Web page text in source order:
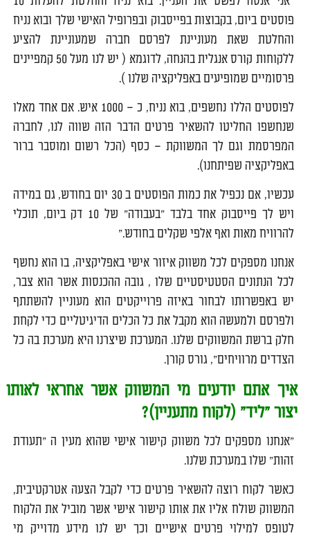
פוסטים ביום, בקבוצות בפייסבוק ובפרופיל האישי שלך ובוא נניח
והחלטת שאת מעוניינת לפרסם חברה שמעוניינת להציע
ללקוחות קורס אנגלית בהנחה, לדוגמא ( יש לנו מעל 50 קמפיינים
פרסומיים שמופיעים באפליקציה שלנו ).
לפוסטים הללו נחשפים, בוא נניח, כ – 1000 איש. אם אחד מאלו
שנחשפו החליטו להשאיר פרטים הדבר הזה שווה לנו, לחברה
המפרסמת וגם לך המשווקת – כסף (הכל רשום ומוסבר ברור
באפליקציה שפיתחנו).
עכשיו, אם נכפיל את כמות הפוסטים ב 30 יום בחודש, גם במידה
ויש לך פייסבוק אחד בלבד "בעבודה" של 10 דק ביום, תוכלי
להרוויח מאות ואף אלפי שקלים בחודש."
אנחנו מספקים לכל משווק איזור אישי באפליקציה, בו הוא נחשף
לכל הנתונים הסטטיסטיים שלו , גובה ההכנסות אשר הוא צבר,
יש באפשרותו לבחור באיזה פרוייקטים הוא מעוניין להשתתף
ולפרסם ולמעשה הוא מקבל את כל הכלים הדיגיטליים כדי לקחת
חלק ברשת המשווקים שלנו. המערכת שיצרנו היא מערכת בה כל
הצדדים מרוויחים", גורס קורן.
איך אתם יודעים מי המשווק אשר אחראי לאותו
יצור "ליד" (לקוח מתעניין)?
"אנחנו מספקים לכל משווק קישור אישי שהוא מעין ה "תעודת
זהות" שלו במערכת שלנו.
כאשר לקוח רוצה להשאיר פרטים כדי לקבל הצעה אטרקטיבית,
המשווק שולח אליו את אותו קישור אישי אשר מוביל את הלקוח
לטופס למילוי פרטים אישיים וכך יש לנו מידע מדוייק מי